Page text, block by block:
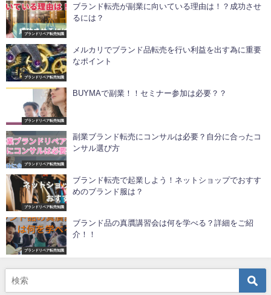
ブランドリペア転売知識
ブランド転売が副業に向いている理由は！？成功させ
るには？
ブランドリペア転売知識
メルカリでブランド品転売を行い利益を出す為に重要
なポイント
ブランドリペア転売知識
BUYMAで副業！！セミナー参加は必要？？
ブランドリペア転売知識
副業ブランド転売にコンサルは必要？自分に合ったコ
ンサル選び方
ブランドリペア転売知識
ブランド転売で起業しよう！ネットショップでおすす
めのブランド服は？
ブランドリペア転売知識
ブランド品の真贋講習会は何を学べる？詳細をご紹
介！！